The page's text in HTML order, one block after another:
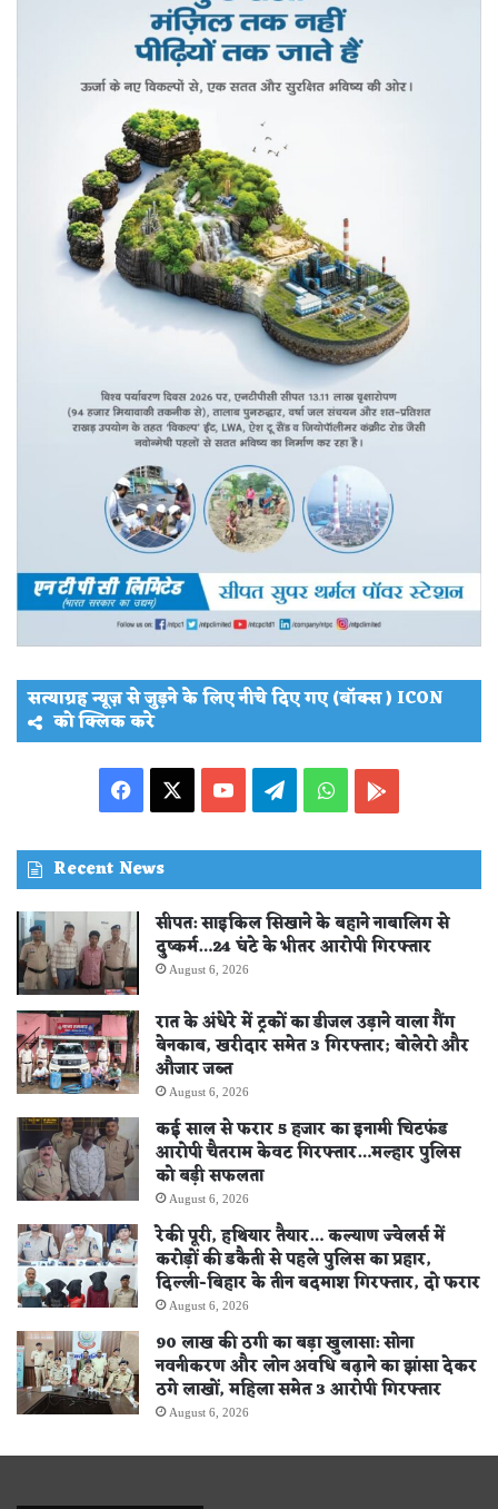
सत्याग्रह न्यूज़ से जुड़ने के लिए नीचे दिए गए (बॉक्स ) ICON
को क्लिक करे
Facebook YouTubeTelegramWhatsApp
Recent News
सीपत: साइकिल सिखाने के बहाने नाबालिग से
दुष्कर्म…24 घंटे के भीतर आरोपी गिरफ्तार
August 6, 2026
रात के अंधेरे में ट्रकों का डीजल उड़ाने वाला गैंग
बेनकाब, खरीदार समेत 3 गिरफ्तार; बोलेरो और
औजार जब्त
August 6, 2026
कई साल से फरार 5 हजार का इनामी चिटफंड
आरोपी चैतराम केवट गिरफ्तार…मल्हार पुलिस
को बड़ी सफलता
August 6, 2026
रेकी पूरी, हथियार तैयार… कल्याण ज्वेलर्स में
करोड़ों की डकैती से पहले पुलिस का प्रहार,
दिल्ली-बिहार के तीन बदमाश गिरफ्तार, दो फरार
August 6, 2026
90 लाख की ठगी का बड़ा खुलासा: सोना
नवनीकरण और लोन अवधि बढ़ाने का झांसा देकर
ठगे लाखों, महिला समेत 3 आरोपी गिरफ्तार
August 6, 2026